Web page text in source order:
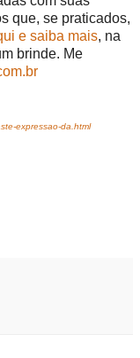
que, se praticados,
e saiba mais, na
brinde. Me
expressao-da.html